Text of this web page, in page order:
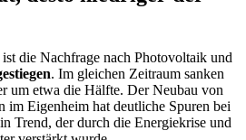
ist die Nachfrage nach Photovoltaik und
. Im gleichen Zeitraum sanken
um etwa die Hälfte. Der Neubau von
im Eigenheim hat deutliche Spuren bei
Trend, der durch die Energiekrise und